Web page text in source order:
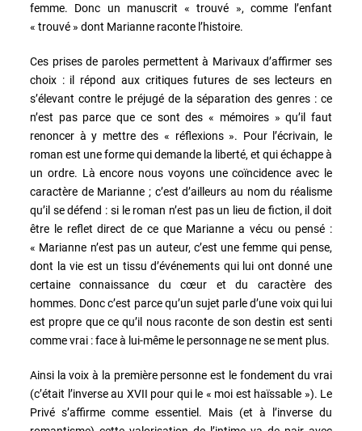
femme. Donc un manuscrit « trouvé », comme l’enfant
« trouvé » dont Marianne raconte l’histoire.
Ces prises de paroles permettent à Marivaux d’affirmer ses
choix : il répond aux critiques futures de ses lecteurs en
s’élevant contre le préjugé de la séparation des genres : ce
n’est pas parce que ce sont des « mémoires » qu’il faut
renoncer à y mettre des « réflexions ». Pour l’écrivain, le
roman est une forme qui demande la liberté, et qui échappe à
un ordre. Là encore nous voyons une coïncidence avec le
caractère de Marianne ; c’est d’ailleurs au nom du réalisme
qu’il se défend : si le roman n’est pas un lieu de fiction, il doit
être le reflet direct de ce que Marianne a vécu ou pensé :
« Marianne n’est pas un auteur, c’est une femme qui pense,
dont la vie est un tissu d’événements qui lui ont donné une
certaine connaissance du cœur et du caractère des
hommes. Donc c’est parce qu’un sujet parle d’une voix qui lui
est propre que ce qu’il nous raconte de son destin est senti
comme vrai : face à lui-même le personnage ne se ment plus.
Ainsi la voix à la première personne est le fondement du vrai
(c’était l’inverse au XVII pour qui le « moi est haïssable »). Le
Privé s’affirme comme essentiel. Mais (et à l’inverse du